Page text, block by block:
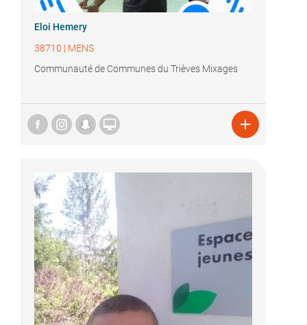
Eloi Hemery
38710 | MENS
Communauté de Communes du Trièves Mixages
 